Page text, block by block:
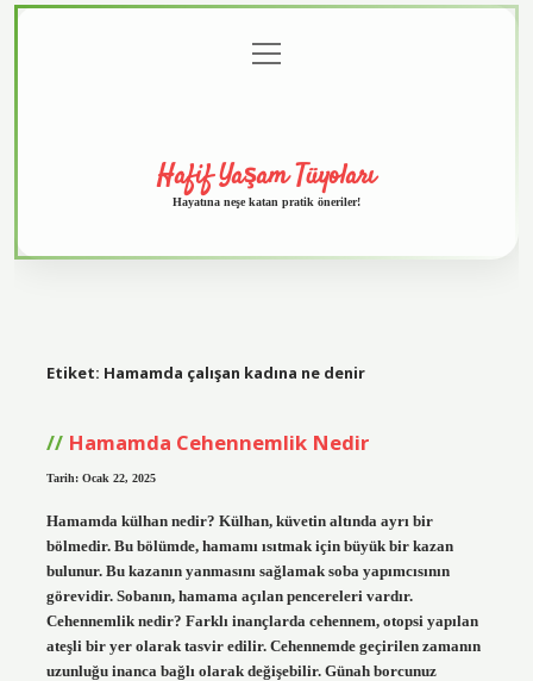
menüyü
aç
Hafif Yaşam Tüyoları
Hayatına neşe katan pratik öneriler!
Etiket: Hamamda çalışan kadına ne denir
Hamamda Cehennemlik Nedir
Tarih: Ocak 22, 2025
Hamamda külhan nedir? Külhan, küvetin altında ayrı bir
bölmedir. Bu bölümde, hamamı ısıtmak için büyük bir kazan
bulunur. Bu kazanın yanmasını sağlamak soba yapımcısının
görevidir. Sobanın, hamama açılan pencereleri vardır.
Cehennemlik nedir? Farklı inançlarda cehennem, otopsi yapılan
ateşli bir yer olarak tasvir edilir. Cehennemde geçirilen zamanın
uzunluğu inanca bağlı olarak değişebilir. Günah borcunuz